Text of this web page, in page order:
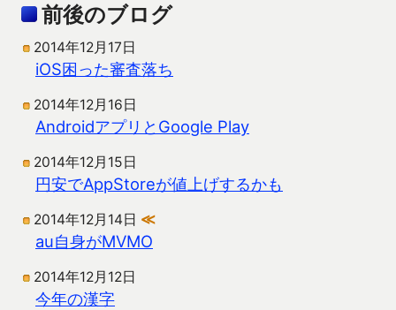
前後のブログ
2014年12月17日
iOS困った審査落ち
2014年12月16日
AndroidアプリとGoogle Play
2014年12月15日
円安でAppStoreが値上げするかも
2014年12月14日 ≪
au自身がMVMO
2014年12月12日
今年の漢字